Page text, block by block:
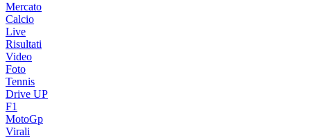
Mercato
Calcio
Live
Risultati
Video
Foto
Tennis
Drive UP
F1
MotoGp
Virali